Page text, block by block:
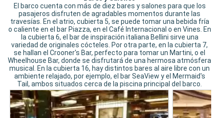
El barco cuenta con más de diez bares y salones para que los
pasajeros disfruten de agradables momentos durante las
travesías. En el atrio, cubierta 5, se puede tomar una bebida fría
o caliente en el bar Piazza, en el Café Internacional o en Vines. En
la cubierta 6, el bar de inspiración italiana Bellini sirve una
variedad de originales cócteles. Por otra parte, en la cubierta 7,
se hallan el Crooner's Bar, perfecto para tomar un Martini, o el
Wheelhouse Bar, donde se disfrutará de una hermosa atmósfera
musical. En la cubierta 16, hay distintos bares al aire libre con un
ambiente relajado, por ejemplo, el bar SeaView y el Mermaid's
Tail, ambos situados cerca de la piscina principal del barco.